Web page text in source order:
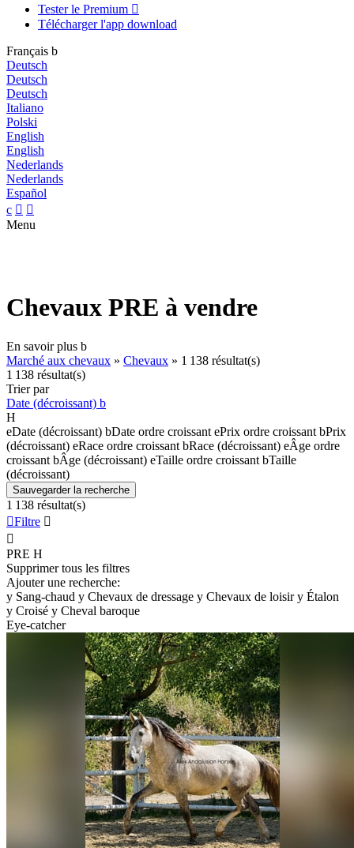
Tester le Premium 
Télécharger l'app download
Français b
Deutsch
Deutsch
Deutsch
Italiano
Polski
English
English
Nederlands
Nederlands
Español
c  
Menu
Chevaux PRE à vendre
En savoir plus b
Marché aux chevaux » Chevaux » 1 138 résultat(s)
1 138 résultat(s)
Trier par
Date (décroissant) b
H
eDate (décroissant) bDate ordre croissant ePrix ordre croissant bPrix
(décroissant) eRace ordre croissant bRace (décroissant) eÂge ordre
croissant bÂge (décroissant) eTaille ordre croissant bTaille
(décroissant)
Sauvegarder la recherche
1 138 résultat(s)
Filtre 

PRE H
Supprimer tous les filtres
Ajouter une recherche:
y Sang-chaud y Chevaux de dressage y Chevaux de loisir y Étalon
y Croisé y Cheval baroque
Eye-catcher